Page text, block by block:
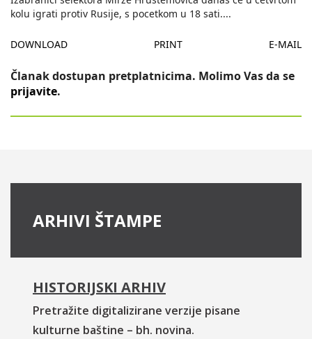
kolu igrati protiv Rusije, s pocetkom u 18 sati....
DOWNLOAD PRINT E-MAIL
Članak dostupan pretplatnicima. Molimo Vas da se
prijavite.
ARHIVI ŠTAMPE
HISTORIJSKI ARHIV
Pretražite digitalizirane verzije pisane
kulturne baštine – bh. novina.